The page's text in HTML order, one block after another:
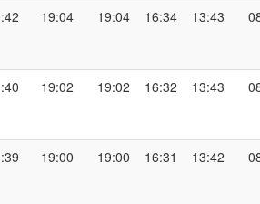
13:43
16:34
19:04
19:04
20:42
13:43
16:32
19:02
19:02
20:40
13:42
16:31
19:00
19:00
20:39